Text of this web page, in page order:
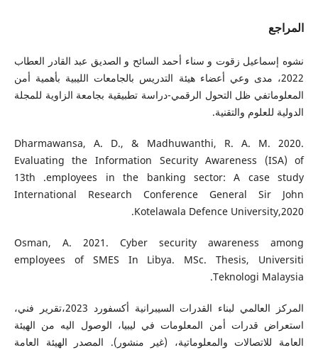
المراجع
نشوه إسماعيل زقوت و سناء أحمد السائح و الصديق عبد القادر العطاب
2022، مدى وعي أعضاء هيئة التدريس بالجامعات الليبية بأهمية أمن
المعلوماتفي ظل التحول الرقمي-دراسة تطبيقية بجامعة الزاوية للمجلة
الدولية للعلوم والتقنية.
Dharmawansa, A. D., & Madhuwanthi, R. A. M. 2020.
Evaluating the Information Security Awareness (ISA) of
employees in the banking sector: A case study.‏ 13th
International Research Conference General Sir John
Kotelawala Defence University,2020.
Osman, A. 2021. Cyber security awareness among
employees of SMES In Libya. MSc. Thesis, Universiti
Teknologi Malaysia.
المركز العالمي لبناء القدرات السيبرانية أكسفورد 2023،تقرير فني،
استعراض قدرات أمن المعلومات في ليبيا، الوصول اليه من الهيئة
العامة للاتصالات والمعلوماتية، (غير منشور). المصدر الهيئة العامة